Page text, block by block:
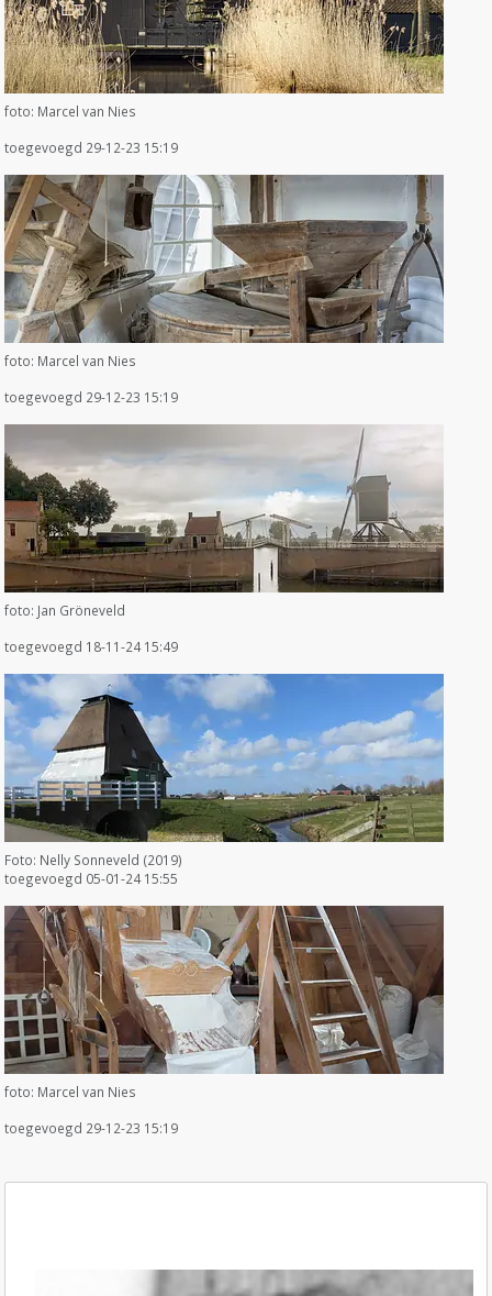
foto: Marcel van Nies
toegevoegd 29-12-23 15:19
foto: Marcel van Nies
toegevoegd 29-12-23 15:19
foto: Jan Gröneveld
toegevoegd 18-11-24 15:49
Foto: Nelly Sonneveld (2019)
toegevoegd 05-01-24 15:55
foto: Marcel van Nies
toegevoegd 29-12-23 15:19